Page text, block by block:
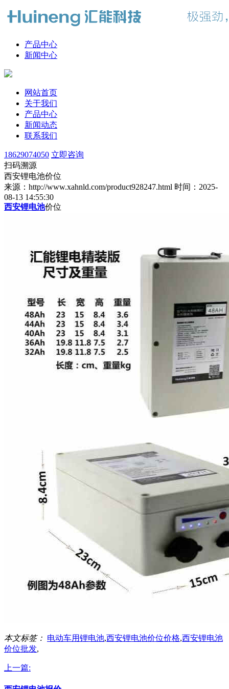
产品中心
新闻中心
网站首页
关于我们
产品中心
新闻动态
联系我们
18629074050 立即咨询
扫码溯源
西安锂电池价位
来源：http://www.xahnld.com/product928247.html 时间：2025-
08-13 14:55:30
西安锂电池价位
本文标签： 电动车用锂电池,西安锂电池价位价格,西安锂电池
价位批发,
上一篇: